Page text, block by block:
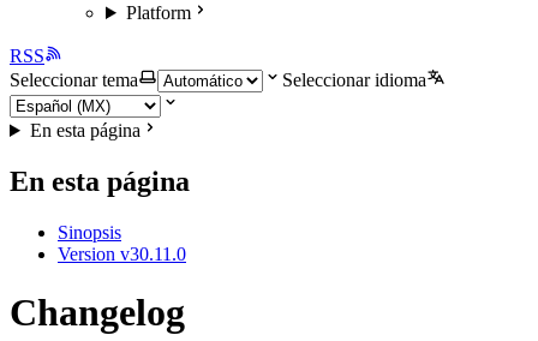
Platform
RSS
Seleccionar tema
Seleccionar idioma
En esta página
En esta página
Sinopsis
Version v30.11.0
Changelog